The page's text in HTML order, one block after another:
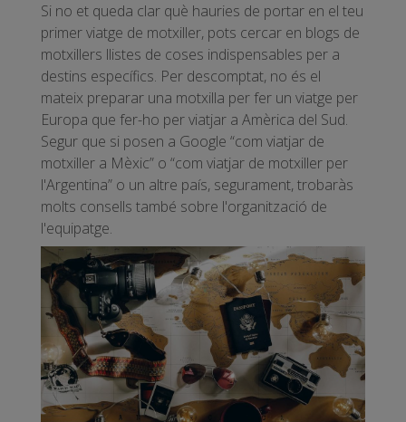
Si no et queda clar què hauries de portar en el teu
primer viatge de motxiller, pots cercar en blogs de
motxillers llistes de coses indispensables per a
destins específics. Per descomptat, no és el
mateix preparar una motxilla per fer un viatge per
Europa que fer-ho per viatjar a Amèrica del Sud.
Segur que si posen a Google “com viatjar de
motxiller a Mèxic” o “com viatjar de motxiller per
l'Argentina” o un altre país, segurament, trobaràs
molts consells també sobre l'organització de
l'equipatge.